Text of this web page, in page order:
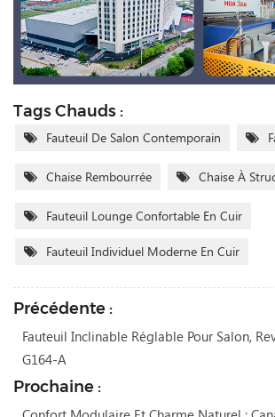
Tags Chauds :
Fauteuil De Salon Contemporain
Chaise Rembourrée Chaise À
Fauteuil Lounge Confortable En Cuir
Fauteuil Individuel Moderne En Cuir
Précédente :
Fauteuil Inclinable Réglable Pour Salon,
G164-A
Prochaine :